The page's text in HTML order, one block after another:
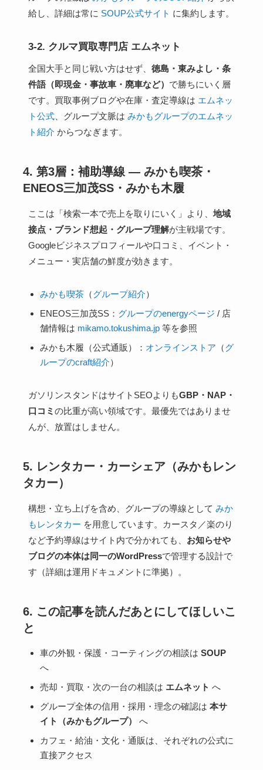
給し、詳細は常に SOUP公式サイト に集約します。
3-2. クルマ買取専門店 エムネット
全国大手と同じ戦い方はせず、 徳島・東みよし・条
件語（即現金・事故車・廃車など） で勝ちにいく層
です。買取事例ブログや在庫・査定導線は エムネッ
ト公式 、グループ文脈は みかもグループのエムネッ
ト紹介 からつなぎます。
4. 第3層：補助導線 — みかも喫茶・
ENEOS三加茂SS・みかも木履
ここは「検索一本で売上を取りにいく」より、 地域
接点・ブランド想起・グループ理解が主戦場です。
Googleビジネスプロフィールや口コミ、イベント・
メニュー・実店舗の鮮度が効きます。
みかも喫茶 （グループ紹介）
ENEOS三加茂SS： グループのenergyページ / 店
舗情報は mikamo.tokushima.jp 等を参照
みかも木履（公式通販）： オンラインストア （グ
ループのcraft紹介）
ガソリンスタンドはサイトSEOよりもGBP・NAP・
口コミ の比重が高い領域です。最優先ではありませ
んが、放置はしません。
5. レンタカー・カーシェア（みかもレン
タカー）
構想・立ち上げを含め、グループの導線として みか
もレンタカー を用意しています。カースタ／楽のり
など予約導線はサイト内で分かれても、 お知らせや
ブログの本体は同一のWordPressで管理する設計で
す（詳細は運用ドキュメントに準拠）。
6. この記事を読んだあとにしてほしいこ
と
車の外観・保護・コーティングの相談は SOUP
へ
売却・買取・次の一台の相談は エムネット へ
グループ全体の信用・採用・理念の確認は 本サ
イト（みかもグループ）
へ
カフェ・給油・文化・通販は、それぞれの公式に
直接アクセス